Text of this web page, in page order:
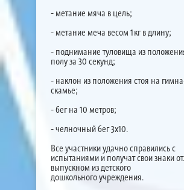
- метание мяча в цель;
- метание меча весом 1кг в длину;
- поднимание туловища из
полу за 30 секунд;
- наклон из положения стоя на
скамье;
- бег на 10 метров;
- челночный бег 3х10.
Все участники удачно справились с
испытаниями и получат свои знаки
выпускном из детского
дошкольного учреждения.